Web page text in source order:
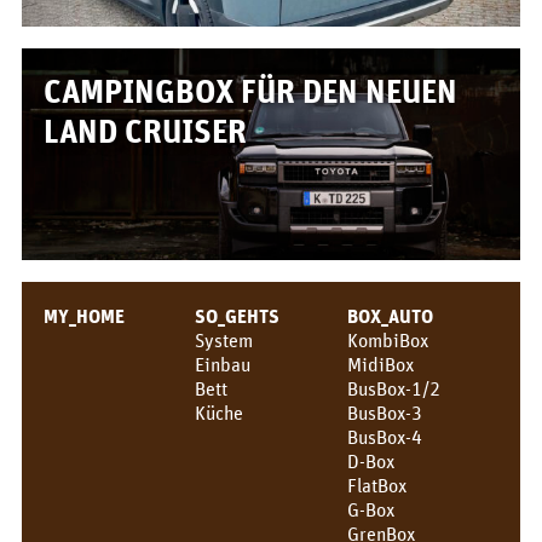
Box/Auto Übersicht
Preise
FÜR_VON
Grüße!
PIX_CLIPS
CAMPINGBOX FÜR DEN NEUEN
LAND CRUISER
MY_HOME
SO_GEHTS
System
Einbau
Bett
Küche
BOX_AUTO
KombiBox
MidiBox
BusBox-1/2
BusBox-3
BusBox-4
D-Box
FlatBox
G-Box
GrenBox